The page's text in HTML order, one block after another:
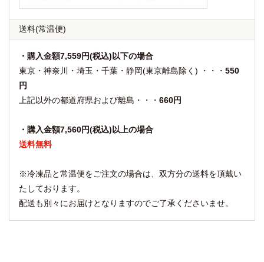
送料(常温便)
・購入金額7,559円(税込)以下の場合
東京・神奈川・埼玉・千葉・静岡(東京離島除く) ・・・ 550
円
上記以外の都道府県および離島・・・ 660円
・購入金額7,560円(税込)以上の場合
送料無料
※冷凍品と常温便をご注文の場合は、双方分の送料を頂戴い
たしております。
配送も別々にお届けとなりますのでご了承くださいませ。